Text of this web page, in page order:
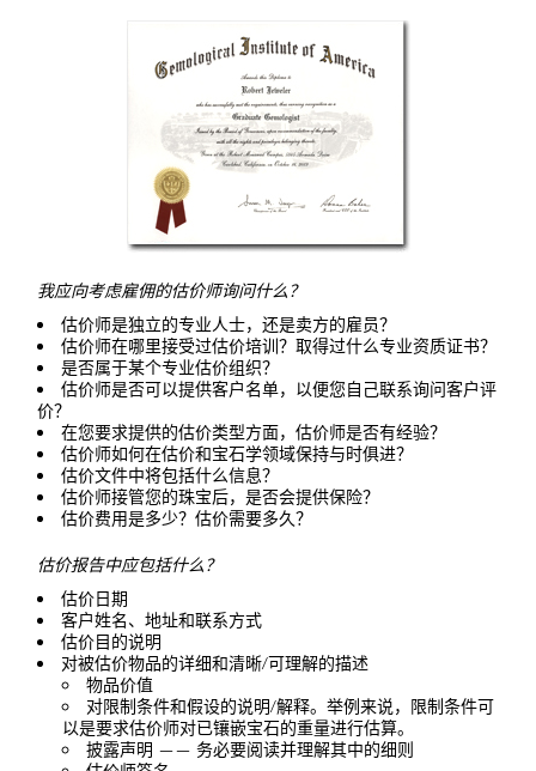
我应向考虑雇佣的估价师询问什么？
估价师是独立的专业人士，还是卖方的雇员？
估价师在哪里接受过估价培训？取得过什么专业资质证书？
是否属于某个专业估价组织？
估价师是否可以提供客户名单，以便您自己联系询问客户评
价？
在您要求提供的估价类型方面，估价师是否有经验？
估价师如何在估价和宝石学领域保持与时俱进？
估价文件中将包括什么信息？
估价师接管您的珠宝后，是否会提供保险？
估价费用是多少？估价需要多久？
估价报告中应包括什么？
估价日期
客户姓名、地址和联系方式
估价目的说明
对被估价物品的详细和清晰/可理解的描述
物品价值
对限制条件和假设的说明/解释。举例来说，限制条件可
以是要求估价师对已镶嵌宝石的重量进行估算。
披露声明 —— 务必要阅读并理解其中的细则